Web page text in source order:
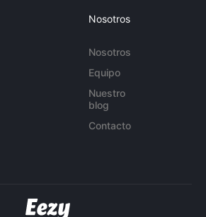
Nosotros
Nosotros
Equipo
Nuestro
blog
Contacto